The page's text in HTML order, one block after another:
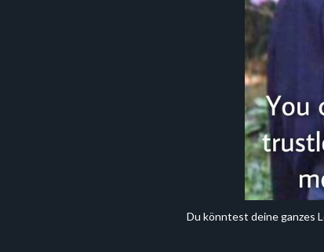
Du könntest deine ganzes